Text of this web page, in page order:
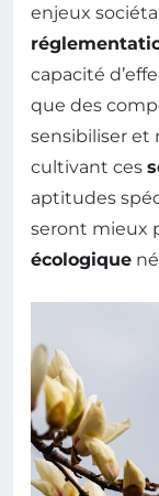
enjeux
capacité
que des
sensibiliser et
cultivant ces
aptitudes
seront mieux
écologique